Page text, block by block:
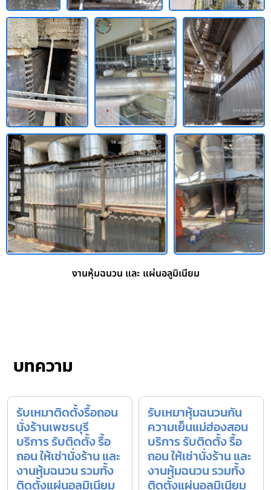
งานหุ้มฉนวน และ แผ่นอลูมิเนียม
บทความ
รับเหมาติดตั้งรื้อถอน
นั่งร้านเพชรบุรี
บริการ รับติดตั้ง รื้อ
ถอน ให้เช่านั่งร้าน และ
งานหุ้มฉนวน รวมทั้ง
ติดตั้งแผ่นอลูมิเนียม
รับเหมาหุ้มฉนวนกัน
ความเย็นแม่ฮ่องสอน
บริการ รับติดตั้ง รื้อ
ถอน ให้เช่านั่งร้าน และ
งานหุ้มฉนวน รวมทั้ง
ติดตั้งแผ่นอลูมิเนียม